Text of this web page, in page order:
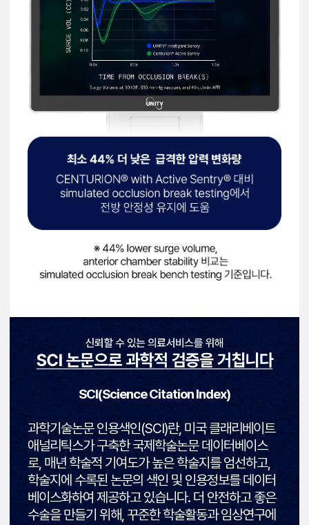
SCI(Science Citation Index)
과학기술논문 인용색인(SCI)란, 미국 클래리베이트
애널리틱스가 구축한 국제학술논문 데이터베이스
로, 매년 학술적 기여도가 높은 학술지를 엄선하고,
학술지에 수록된 논문의 색인 및 인용정보를 데이터
베이스화하여 제공하고 있습니다. 더 안전하고 좋은
수술을 만들기 위해, 꾸준한 학술활동과 임상연구에